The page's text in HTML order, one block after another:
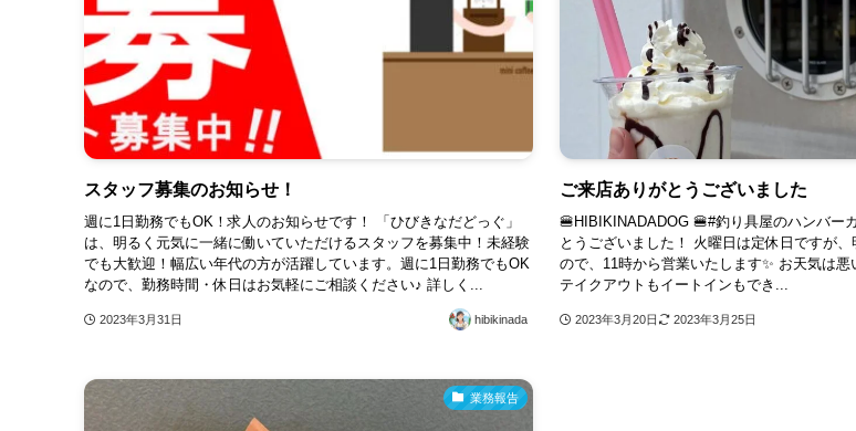
スタッフ募集のお知らせ！
週に1日勤務でもOK！求人のお知らせです！ 「ひびきなだどっぐ」
は、明るく元気に一緒に働いていただけるスタッフを募集中！未経験
でも大歓迎！幅広い年代の方が活躍しています。週に1日勤務でもOK
なので、勤務時間・休日はお気軽にご相談ください♪ 詳しく...
2023年3月31日 hibikinada
ご来店ありがとうございました
🍔HIBIKINADADOG 🍔#釣り具屋のハンバー
とうございました！ 火曜日は定休日ですが
ので、11時から営業いたします✨ お天気は悪
テイクアウトもイートインもでき...
2023年3月20日 2023年3月25日
業務報告